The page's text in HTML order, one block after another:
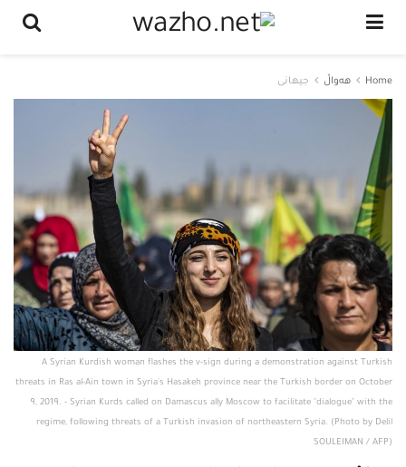
Home هەواڵ جیهانی
A Syrian Kurdish woman flashes the v-sign during a demonstration against Turkish
threats in Ras al-Ain town in Syria's Hasakeh province near the Turkish border on October
9, 2019. - Syrian Kurds called on Damascus ally Moscow to facilitate "dialogue" with the
regime, following threats of a Turkish invasion of northeastern Syria. (Photo by Delil
SOULEIMAN / AFP)